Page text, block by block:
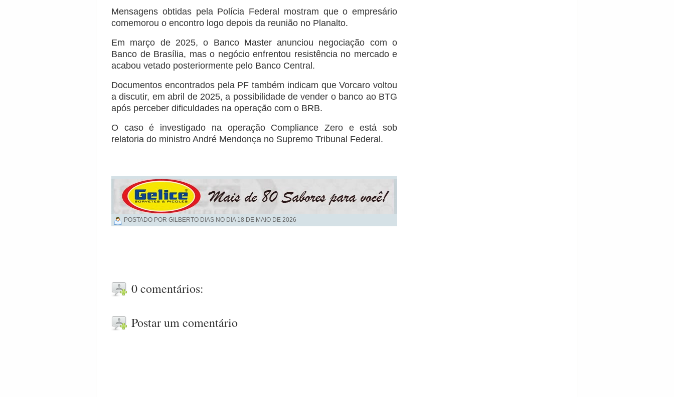
Mensagens obtidas pela Polícia Federal mostram que o empresário
comemorou o encontro logo depois da reunião no Planalto.
Em março de 2025, o Banco Master anunciou negociação com o
Banco de Brasília, mas o negócio enfrentou resistência no mercado e
acabou vetado posteriormente pelo Banco Central.
Documentos encontrados pela PF também indicam que Vorcaro voltou
a discutir, em abril de 2025, a possibilidade de vender o banco ao BTG
após perceber dificuldades na operação com o BRB.
O caso é investigado na operação Compliance Zero e está sob
relatoria do ministro André Mendonça no Supremo Tribunal Federal.
POSTADO POR GILBERTO DIAS NO DIA 18 DE MAIO DE 2026
0 comentários:
Postar um comentário